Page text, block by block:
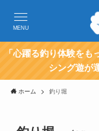
MENU
「心躍る釣り体験を
シング遊が
ホーム 釣り堀